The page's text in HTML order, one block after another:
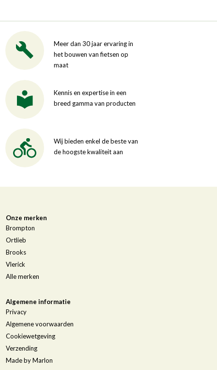
Meer dan 30 jaar ervaring in
het bouwen van fietsen op
maat
Kennis en expertise in een
breed gamma van producten
Wij bieden enkel de beste van
de hoogste kwaliteit aan
Onze merken
Brompton
Ortlieb
Brooks
Vlerick
Alle merken
Algemene informatie
Privacy
Algemene voorwaarden
Cookiewetgeving
Verzending
Made by Marlon